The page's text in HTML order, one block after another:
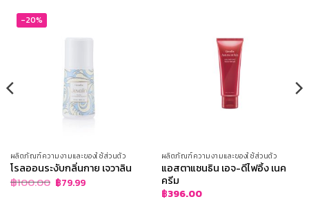
-20%
ผลิตภัณฑ์ความงามและของใช้ส่วนตัว
โรลออนระงับกลิ่นกาย เจวาลิน
฿100.00 Original
price
฿79.99Current
price
ผลิตภัณฑ์ความงามและของใช้ส่วนตัว
แอสตาแซนธิน เอจ-ดีไฟอิ้ง เนค
ครีม
฿396.00